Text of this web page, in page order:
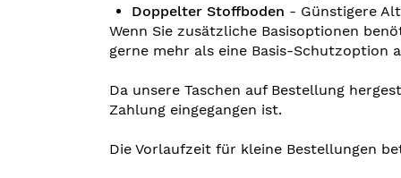
Doppelter Stoffboden - Günstigere
Wenn Sie zusätzliche Basisoptionen
gerne mehr als eine Basis-
Da unsere Taschen auf Bestellung
Zahlung eingegangen ist.
Die Vorlaufzeit für kleine Bestellungen